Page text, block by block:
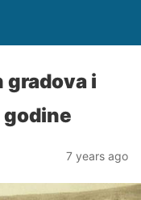
gradova i
7 years ago